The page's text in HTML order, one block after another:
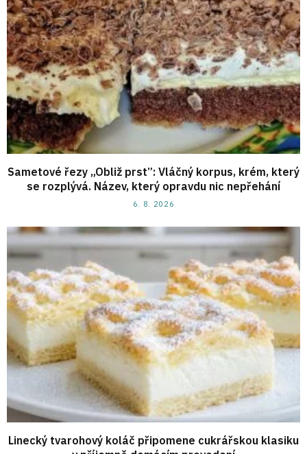
Sametové řezy „Obliž prst”: Vláčný korpus, krém, který
se rozplývá. Název, který opravdu nic nepřehání
6. 8. 2026
Linecký tvarohový koláč připomene cukrářskou klasiku